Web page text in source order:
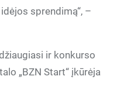
sprendimą“, –
ir konkurso
„BZN Start“ įkūrėja